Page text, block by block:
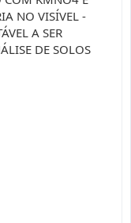
NO VISÍVEL -
A SER
DE SOLOS